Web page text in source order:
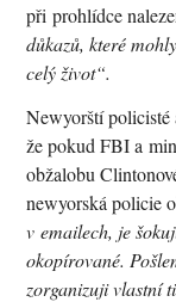
při prohlídce
důkazů, které
celý život“.
Newyorští policisté
že pokud FBI a
obžalobu
newyorská policie
v emailech, je
okopírované.
zorganizuji vlastní